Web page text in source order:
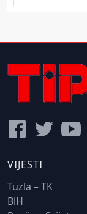
VIJESTI
Tuzla – TK
BiH